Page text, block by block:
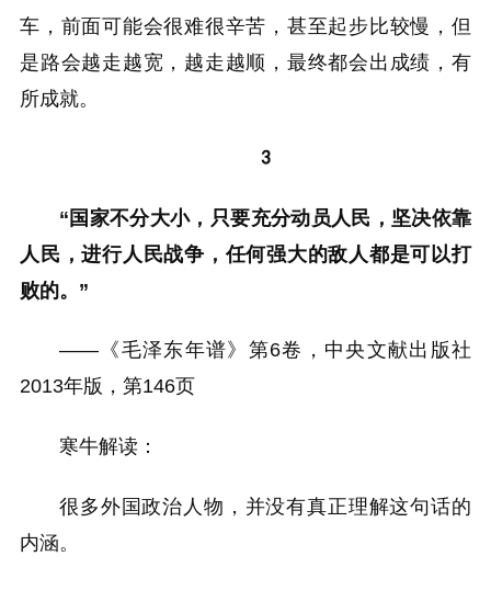
车，前面可能会很难很辛苦，甚至起步比较慢，但
是路会越走越宽，越走越顺，最终都会出成绩，有
所成就。
3
“国家不分大小，只要充分动员人民，坚决依靠
人民，进行人民战争，任何强大的敌人都是可以打
败的。”
——《毛泽东年谱》第6卷，中央文献出版社
2013年版，第146页
寒牛解读：
很多外国政治人物，并没有真正理解这句话的
内涵。